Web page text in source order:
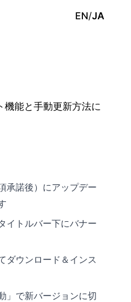
EN/JA
能と手動更新方法に
承諾後）にアップデー
イトルバー下にバナー
ダウンロード＆インス
」で新バージョンに切